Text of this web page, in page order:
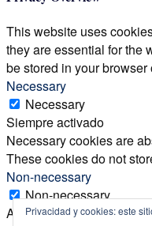
Privacidad y cookies: este
This website uses
they are essential for the
be stored in your
Necessary
Necessary
Siempre activado
Necessary cookies are
These cookies do not
Non-necessary
Non-necessary
Any cookies that may not